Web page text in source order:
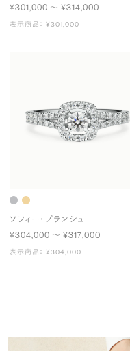
¥301,000 〜 ¥314,000
表示商品： ¥301,000
ソフィー・ブランシュ
¥304,000 〜 ¥317,000
表示商品： ¥304,000